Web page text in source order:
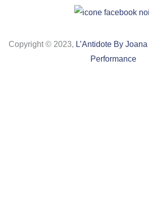
Copyright © 2023, L’Antidote By Joana
Performance